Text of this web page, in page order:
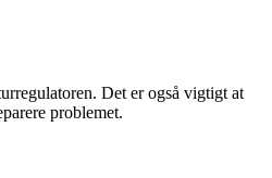
Det er også vigtigt at
problemet.